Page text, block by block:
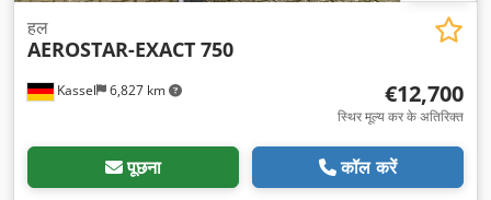
Kassel 6,827 km
हल
AEROSTAR-EXACT 750
€12,700
स्थिर मूल्य कर के अतिरिक्त
पूछना कॉल करें